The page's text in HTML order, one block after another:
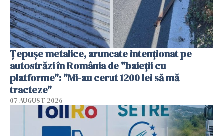
Țepușe metalice, aruncate intenționat pe
autostrăzi în România de "baieții cu
platforme": "Mi-au cerut 1200 lei să mă
tracteze"
07 AUGUST 2026